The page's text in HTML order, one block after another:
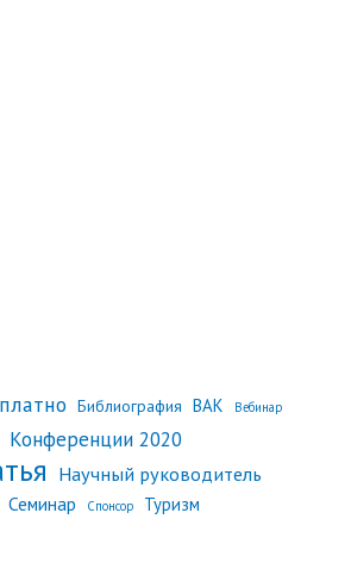
Библиография ВАК Вебинар
Конференции 2020
Научный руководитель
Семинар Спонсор Туризм